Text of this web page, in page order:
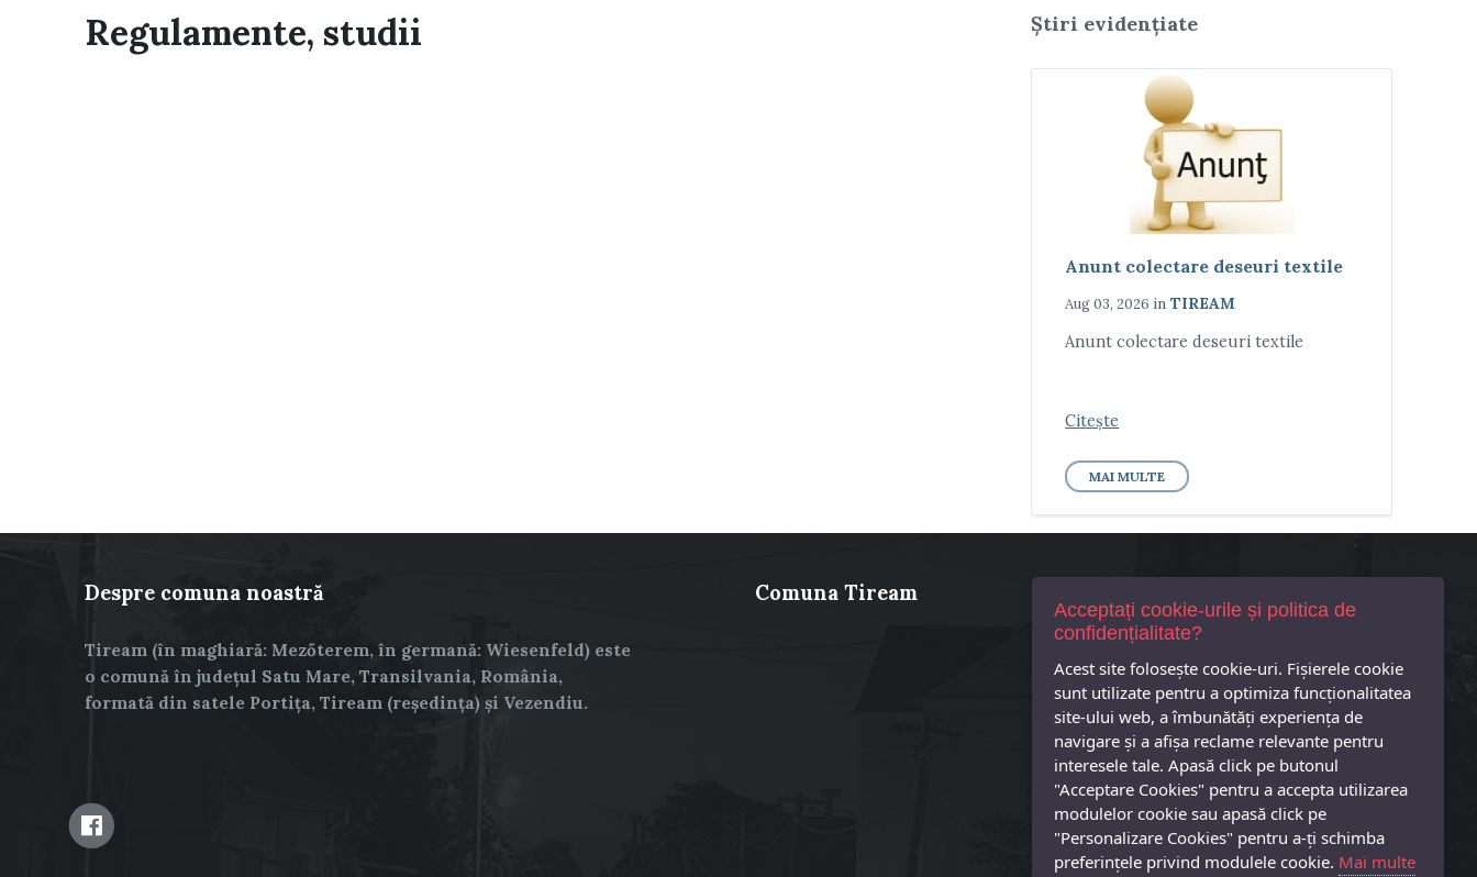
Regulamente, studii Știri evidențiate
Anunt colectare deseuri textile
Aug 03, 2026 inTIREAM
Anunt colectare deseuri textile
Citește
MAI MULTE
Despre comuna noastră
Tiream (în maghiară: Mezőterem, în germană: Wiesenfeld) este
o comună în județul Satu Mare, Transilvania, România,
formată din satele Portița, Tiream (reședința) și Vezendiu.
Comuna Tiream
Primaria Comuna Tiream
Tiream, Str. Principala, Nr. 25
Cod postal 447325
Primar – 0261873601
Secretar – 0261873718
primaria@tiream.ro
Acceptați cookie-urile și politica de
confidențialitate?
Acest site foloseşte cookie-uri. Fișierele cookie
sunt utilizate pentru a optimiza funcţionalitatea
site-ului web, a îmbunătăţi experienţa de
navigare şi a afişa reclame relevante pentru
interesele tale. Apasă click pe butonul
"Acceptare Cookies" pentru a accepta utilizarea
modulelor cookie sau apasă click pe
"Personalizare Cookies" pentru a-ţi schimba
preferinţele privind modulele cookie. Mai multe